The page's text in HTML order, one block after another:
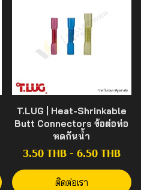
T.LUG | Heat-Shrinkable
Butt Connectors ข้อต่อท่อ
หดกันน้ำ
3.50 THB- 6.50 THB
ติดต่อเรา